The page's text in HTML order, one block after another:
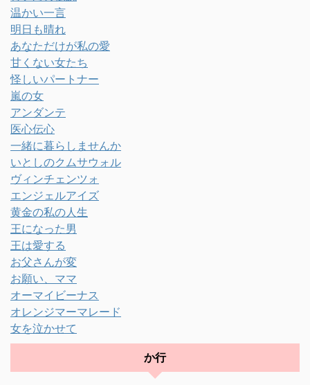
温かい一言
明日も晴れ
あなただけが私の愛
甘くない女たち
怪しいパートナー
嵐の女
アンダンテ
医心伝心
一緒に暮らしませんか
いとしのクムサウォル
ヴィンチェンツォ
エンジェルアイズ
黄金の私の人生
王になった男
王は愛する
お父さんが変
お願い、ママ
オーマイビーナス
オレンジマーマレード
女を泣かせて
か行